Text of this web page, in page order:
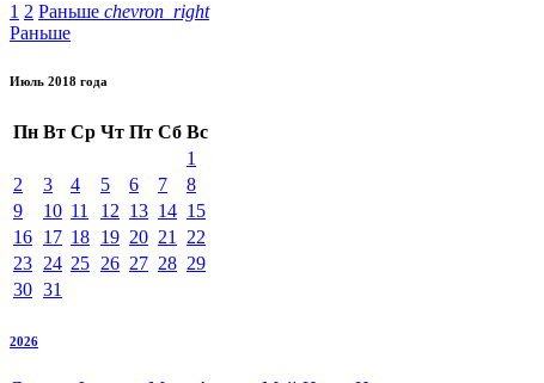
1 2 Раньше chevron_right
Раньше
Июль 2018 года
Пн Вт Ср Чт Пт Сб Вс
1
2
3 4 5 6 7
8
9
10 11 12 13 14 15
16 17 18 19 20 21
22
23 24 25 26 27 28 29
30 31
2026